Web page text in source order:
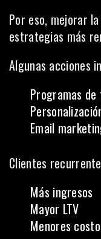
Por eso, mejorar
estrategias más
Algunas acciones
Programas
Email
Clientes
Más ingresos
Mayor LTV
Menores